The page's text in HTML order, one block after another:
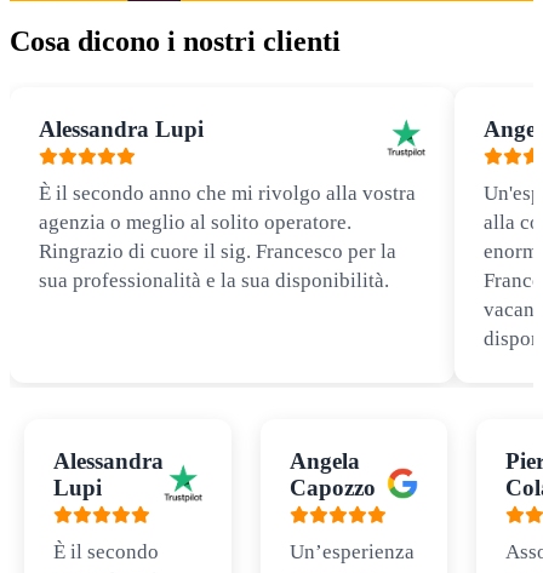
Cosa dicono i nostri clienti
Alessandra Lupi
È il secondo anno che mi rivolgo alla vostra
agenzia o meglio al solito operatore.
Ringrazio di cuore il sig. Francesco per la
sua professionalità e la sua disponibilità.
alla
Alessandra
Lupi
È il secondo
Angela
Capozzo
Un’esperienza